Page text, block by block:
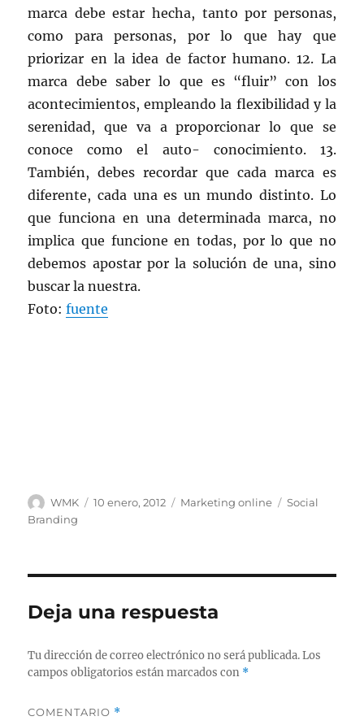
marca debe estar hecha, tanto por personas,
como para personas, por lo que hay que
priorizar en la idea de factor humano. 12. La
marca debe saber lo que es “fluir” con los
acontecimientos, empleando la flexibilidad y la
serenidad, que va a proporcionar lo que se
conoce como el auto- conocimiento. 13.
También, debes recordar que cada marca es
diferente, cada una es un mundo distinto. Lo
que funciona en una determinada marca, no
implica que funcione en todas, por lo que no
debemos apostar por la solución de una, sino
buscar la nuestra.
Foto:fuente
Autor
WMK
Publicado
10 enero, 2012 Categorías
Marketing online Etiquetas
Social
Branding
Deja una respuesta
Tu dirección de correo electrónico no será publicada. Los
campos obligatorios están marcados con *
COMENTARIO *